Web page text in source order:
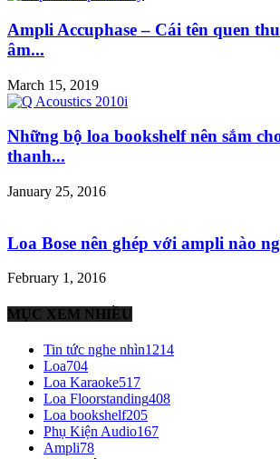
Ampli Accuphase – Cái tên quen
âm...
March 15, 2019
Những bộ loa bookshelf nên sắm
thanh...
January 25, 2016
Loa Bose nên ghép với ampli nào
February 1, 2016
MỤC XEM NHIỀU
Tin tức nghe nhìn1214
Loa704
Loa Karaoke517
Loa Floorstanding408
Loa bookshelf205
Phụ Kiện Audio167
Ampli78